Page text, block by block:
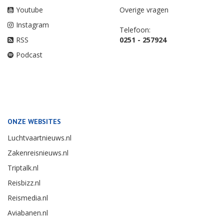
Youtube
Instagram
RSS
Podcast
Overige vragen
Telefoon:
0251 - 257924
ONZE WEBSITES
Luchtvaartnieuws.nl
Zakenreisnieuws.nl
Triptalk.nl
Reisbizz.nl
Reismedia.nl
Aviabanen.nl